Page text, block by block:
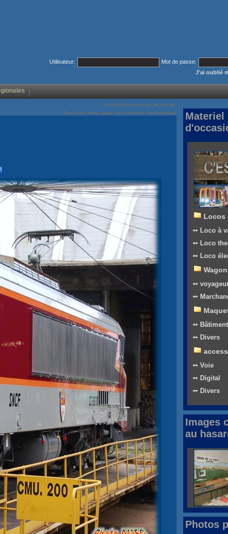
Utilisateur:
Mot de passe:
J'ai oublié
Voir/Cacher menus de droite
Envoyez cette page par courrier électronique
Materiel
Locos
➻ Loco à
➻ Loco
➻ Loco
➻
➻
➻
➻ Divers
➻ Voie
➻ Digital
➻ Divers
Images
au
Photos